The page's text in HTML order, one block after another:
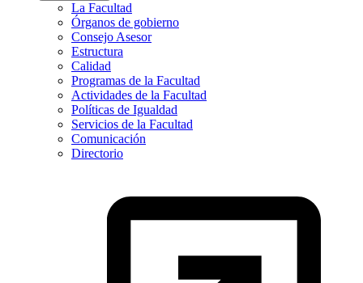
La Facultad
Órganos de gobierno
Consejo Asesor
Estructura
Calidad
Programas de la Facultad
Actividades de la Facultad
Políticas de Igualdad
Servicios de la Facultad
Comunicación
Directorio